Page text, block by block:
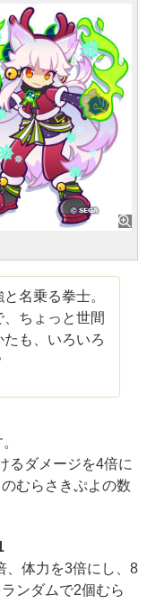
名乗る拳士。
ちょっと世間
も、いろいろ
るダメージを4倍に
むらさきぷよの数
、体力を3倍にし、8
ンダムで2個むら